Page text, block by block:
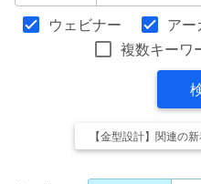
ウェビナー アー
複数キーワ
【金型設計】関連の